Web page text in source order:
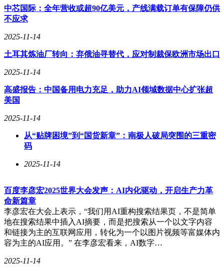
2024年底，卡游在泛娱乐玩具行业集换式卡牌领域中的市场份
额已经达到了71.1%，成为行业内的领军企业。
卡游的快速崛起，不仅得益于其精准的市场定位和创新的商业
着市场的不断变化和竞争的日益激烈，卡游需要不断探索新的
中芯国际：全年营收或超90亿美元，产线满载订单有保障仍供
不应求
2025-11-14
土耳其炼油厂转向：弃俄油寻替代，应对制裁保欧洲市场出口
2025-11-14
高盛报告：中国备用电力充足，助力AI领域数据中心扩张超
美国
2025-11-14
从“贴牌困境”到“国货新章”：南极人破局突围的三重密
码
2025-11-14
百度李彦宏2025世界大会发声：AI内化驱动，开启生产力革
命新篇章
李彦宏在大会上表示，“我们用AI重构搜索结果页，不是简单
地在搜索结果中插入AI摘要，而是把搜索从一个以文字内容
和链接为主的互联网应用，转化为一个以图片视频等富媒体内
容为主的AI应用。” 在李彦宏看来，AI数字…
2025-11-14